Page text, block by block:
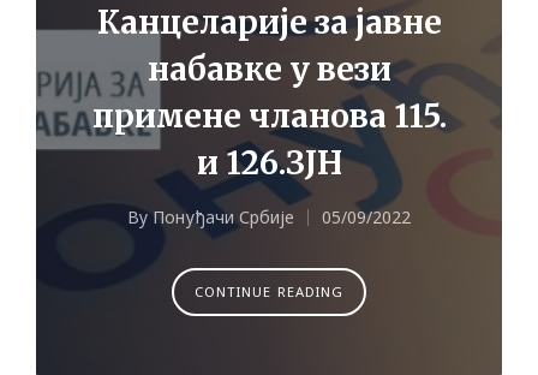
Канцеларије за јавне
набавке у вези
примене чланова 115.
и 126.ЗЈН
Posted
By Понуђачи Србије 05/09/2022
CONTINUE READING